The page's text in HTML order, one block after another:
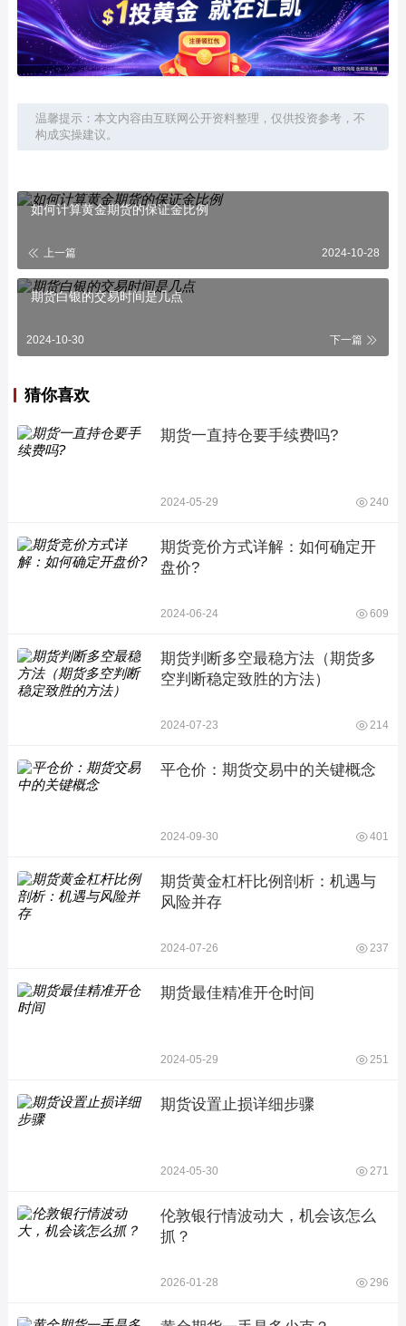
温馨提示：本文内容由互联网公开资料整理，仅供投资参考，不
构成实操建议。
如何计算黄金期货的保证金比例
上一篇 2024-10-28
期货白银的交易时间是几点
2024-10-30 下一篇
猜你喜欢
期货一直持仓要手续费吗?
2024-05-29 240
期货竞价方式详解：如何确定开
盘价?
2024-06-24 609
期货判断多空最稳方法（期货多
空判断稳定致胜的方法）
2024-07-23 214
平仓价：期货交易中的关键概念
2024-09-30 401
期货黄金杠杆比例剖析：机遇与
风险并存
2024-07-26 237
期货最佳精准开仓时间
2024-05-29 251
期货设置止损详细步骤
2024-05-30 271
伦敦银行情波动大，机会该怎么
抓？
2026-01-28 296